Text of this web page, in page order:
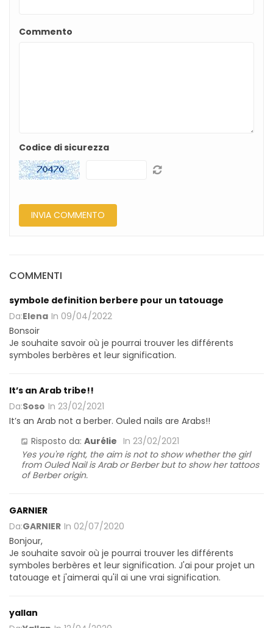
Commento
Codice di sicurezza
COMMENTI
symbole definition berbere pour un tatouage
Da:Elena In 09/04/2022
Bonsoir
Je souhaite savoir où je pourrai trouver les différents
symboles berbères et leur signification.
It’s an Arab tribe!!
Da:Soso In 23/02/2021
It’s an Arab not a berber. Ouled nails are Arabs!!
Risposto da: Aurélie In 23/02/2021
Yes you're right, the aim is not to show whether the girl
from Ouled Nail is Arab or Berber but to show her tattoos
of Berber origin.
GARNIER
Da:GARNIER In 02/07/2020
Bonjour,
Je souhaite savoir où je pourrai trouver les différents
symboles berbères et leur signification. J'ai pour projet un
tatouage et j'aimerai qu'il ai une vrai signification.
yallan